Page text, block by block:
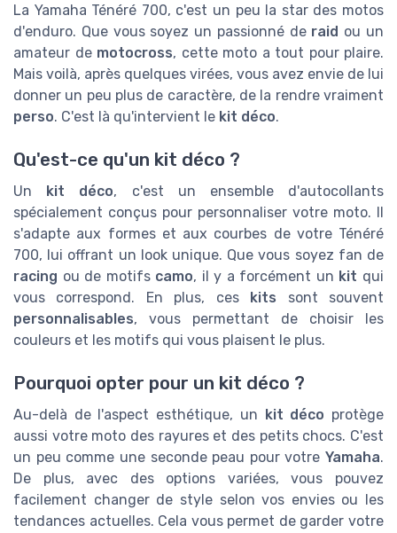
La Yamaha Ténéré 700, c'est un peu la star des motos
d'enduro. Que vous soyez un passionné de raid ou un
amateur de motocross, cette moto a tout pour plaire.
Mais voilà, après quelques virées, vous avez envie de lui
donner un peu plus de caractère, de la rendre vraiment
perso. C'est là qu'intervient le kit déco.
Qu'est-ce qu'un kit déco ?
Un kit déco, c'est un ensemble d'autocollants
spécialement conçus pour personnaliser votre moto. Il
s'adapte aux formes et aux courbes de votre Ténéré
700, lui offrant un look unique. Que vous soyez fan de
racing ou de motifs camo, il y a forcément un kit qui
vous correspond. En plus, ces kits sont souvent
personnalisables, vous permettant de choisir les
couleurs et les motifs qui vous plaisent le plus.
Pourquoi opter pour un kit déco ?
Au-delà de l'aspect esthétique, un kit déco protège
aussi votre moto des rayures et des petits chocs. C'est
un peu comme une seconde peau pour votre Yamaha.
De plus, avec des options variées, vous pouvez
facilement changer de style selon vos envies ou les
tendances actuelles. Cela vous permet de garder votre